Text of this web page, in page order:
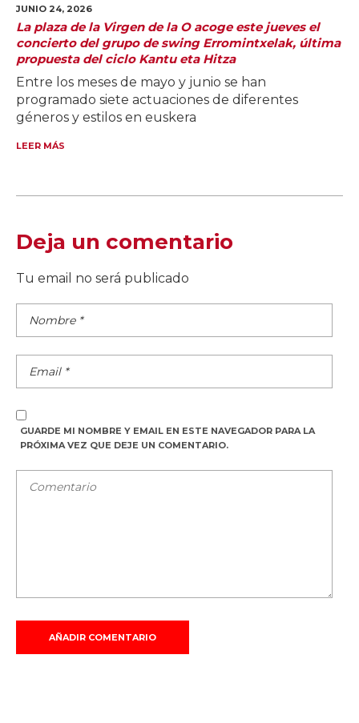
JUNIO 24, 2026
La plaza de la Virgen de la O acoge este jueves el
concierto del grupo de swing Erromintxelak, última
propuesta del ciclo Kantu eta Hitza
Entre los meses de mayo y junio se han
programado siete actuaciones de diferentes
géneros y estilos en euskera
LEER MÁS
Deja un comentario
Tu email no será publicado
GUARDE MI NOMBRE Y EMAIL EN ESTE NAVEGADOR PARA LA
PRÓXIMA VEZ QUE DEJE UN COMENTARIO.